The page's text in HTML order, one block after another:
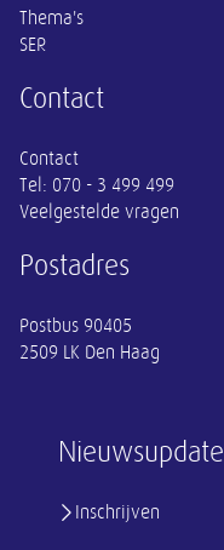
Nieuwsupdate
Inschrijven
Thema's
SER
Contact
Contact
Tel: 070 - 3 499 499
Veelgestelde vragen
Postadres
Postbus 90405
2509 LK Den Haag